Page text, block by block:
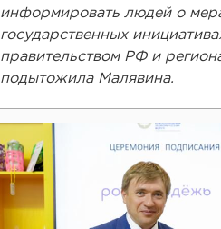
информировать людей о
государственных
правительством РФ и
подытожила Малявина.